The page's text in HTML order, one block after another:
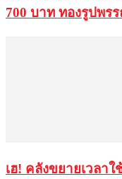
700 บาท ทองรูปพร
เฮ! คลังขยายเวลา